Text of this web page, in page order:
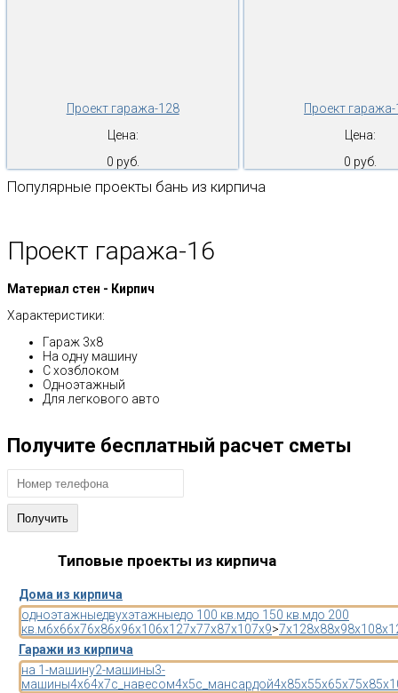
Проект гаража-128
Цена:
0 руб.
Проект
Цена:
0 руб.
Популярные проекты бань из кирпича
Проект гаража-16
Материал стен - Кирпич
Характеристики:
Гараж 3х8
На одну машину
С хозблоком
Одноэтажный
Для легкового авто
Получите бесплатный расчет сметы
Типовые проекты из кирпича
Дома из кирпича
одноэтажныедвухэтажныедо 100 кв.мдо 150 кв.мдо 200
кв.м6x66x76x86x96x106x127x77x87x107x9>7x128x88x98x10
Гаражи из кирпича
на 1-машину2-машины3-
машины4x64x7с_навесом4x5с_мансардой4x85x55x65x75x8